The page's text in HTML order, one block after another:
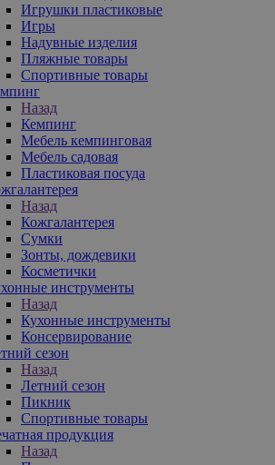
Игрушки пластиковые
Игры
Надувные изделия
Пляжные товары
Спортивные товары
Назад
Кемпинг
Мебель кемпинговая
Мебель садовая
Пластиковая посуда
Назад
Кожгалантерея
Сумки
Зонты, дождевики
Косметички
инструменты
Назад
Кухонные инструменты
Консервирование
сезон
Назад
Летний сезон
Пикник
Спортивные товары
продукция
Назад